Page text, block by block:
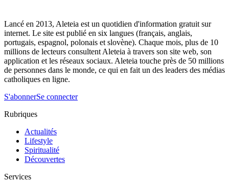
Lancé en 2013, Aleteia est un quotidien d'information gratuit sur
internet. Le site est publié en six langues (français, anglais,
portugais, espagnol, polonais et slovène). Chaque mois, plus de 10
millions de lecteurs consultent Aleteia à travers son site web, son
application et les réseaux sociaux. Aleteia touche près de 50 millions
de personnes dans le monde, ce qui en fait un des leaders des médias
catholiques en ligne.
S'abonnerSe connecter
Rubriques
Actualités
Lifestyle
Spiritualité
Découvertes
Services